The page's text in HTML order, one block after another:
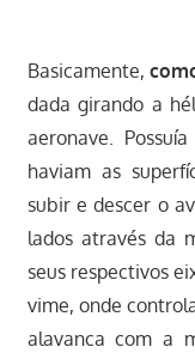
Basicamente,
dada girando a
aeronave.
haviam as
subir e descer o
lados através da
seus respectivos
vime, onde
alavanca com a